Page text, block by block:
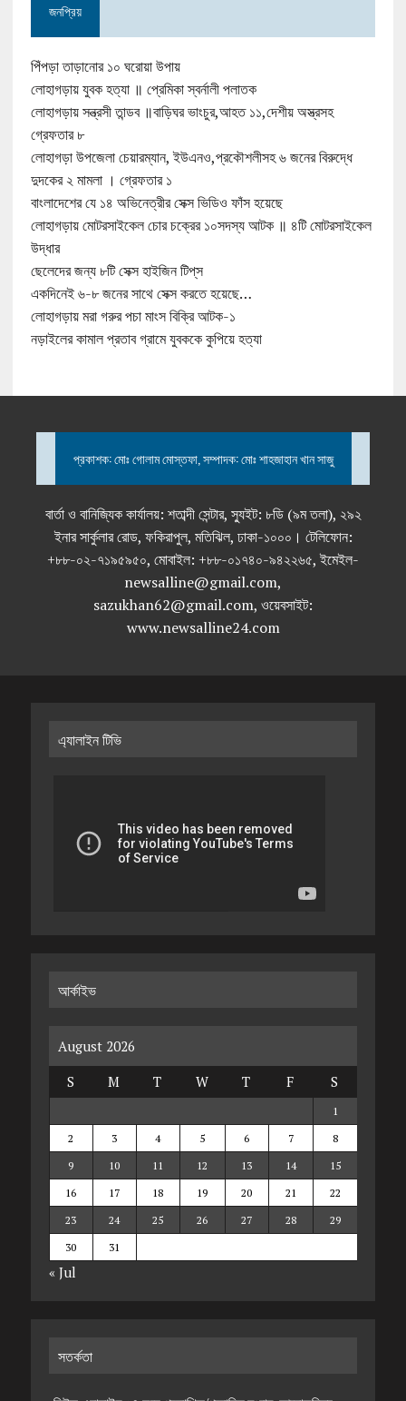
জনপ্রিয়
পিঁপড়া তাড়ানোর ১০ ঘরোয়া উপায়
লোহাগড়ায় যুবক হত্যা ॥ প্রেমিকা স্বর্নালী পলাতক
লোহাগড়ায় সন্ত্রসী তান্ডব ॥বাড়িঘর ভাংচুর,আহত ১১,দেশীয় অস্ত্রসহ
গ্রেফতার ৮
লোহাগড়া উপজেলা চেয়ারম্যান, ইউএনও,প্রকৌশলীসহ ৬ জনের বিরুদ্ধে
দুদকের ২ মামলা । গ্রেফতার ১
বাংলাদেশের যে ১৪ অভিনেত্রীর সেক্স ভিডিও ফাঁস হয়েছে
লোহাগড়ায় মোটরসাইকেল চোর চক্রের ১০সদস্য আটক ॥ ৪টি মোটরসাইকেল
উদ্ধার
ছেলেদের জন্য ৮টি সেক্স হাইজিন টিপ্‌স
একদিনেই ৬-৮ জনের সাথে সেক্স করতে হয়েছে…
লোহাগড়ায় মরা গরুর পচা মাংস বিক্রি আটক-১
নড়াইলের কামাল প্রতাব গ্রামে যুবককে কুপিয়ে হত্যা
প্রকাশক: মোঃ গোলাম মোস্তফা, সম্পাদক: মোঃ শাহজাহান খান সাজু
বার্তা ও বানিজ্যিক কার্যালয়: শতাব্দী সেন্টার, স্যুইট: ৮ডি (৯ম তলা), ২৯২
ইনার সার্কুলার রোড, ফকিরাপুল, মতিঝিল, ঢাকা-১০০০। টেলিফোন:
+৮৮-০২-৭১৯৫৯৫০, মোবাইল: +৮৮-০১৭৪০-৯৪২২৬৫, ইমেইল-
newsalline@gmail.com,
sazukhan62@gmail.com, ওয়েবসাইট:
www.newsalline24.com
এ্যালাইন টিভি
আর্কাইভ
August 2026
S
M T W T F S
1
2
3 4 5 6 7
8
9
10 11 12 13 14
15
16
17 18 19 20 21
22
23
24 25 26 27 28
29
30
31
« Jul
সতর্কতা